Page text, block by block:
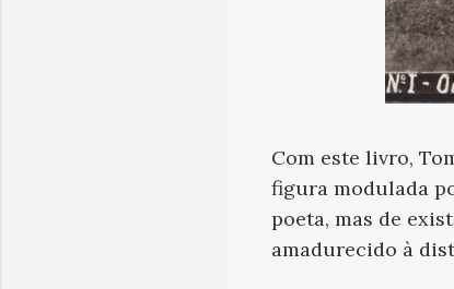
Com este livro,
figura modulada
poeta, mas de
amadurecido à